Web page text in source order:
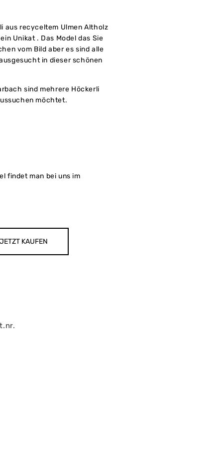
aus recyceltem Ulmen Altholz
Unikat . Das Model das Sie
vom Bild aber es sind alle
in dieser schönen
sind mehrere Höckerli
möchtet.
findet man bei uns im
KAUFEN